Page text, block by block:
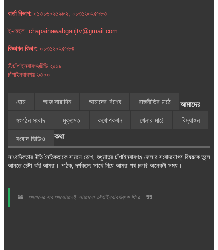
বার্তা বিভাগ: ০১৩১৬০২৫৯৮২, ০১৩১৬০২৫৯৮৩
ই-মেইল: chapainawabganjtv@gmail.com
বিজ্ঞাপন বিভাগ: ০১৩১৬০২৫৯৮৪
©চাঁপাইনবাবগঞ্জটিভি ২০১৮
চাঁপাইনবাবগঞ্জ-৬৩০০
হোম আজ সারাদিন আমাদের বিশেষ রাজনীতির মাঠে
সংগঠন সংবাদ মুক্তমত কথোপকথন খেলার মাঠে বিদ্যাঙ্গন
সংবাদ ভিডিও
আমাদের
কথা
সাংবাদিকতার নীতি নৈতিকতাকে সামনে রেখে, শুধুমাত্র চাঁপাইনবাবগঞ্জ জেলার সংবাদযোগ্য বিষয়কে তুলে
আনতে চেষ্টা করি আমরা। পাঠক, দর্শকদের সাথে নিয়ে আমরা পথ চলছি অনেকটা সময়।
আমাদের সব আয়োজনই সাজানো চাঁপাইনবাবগঞ্জকে ঘিরে